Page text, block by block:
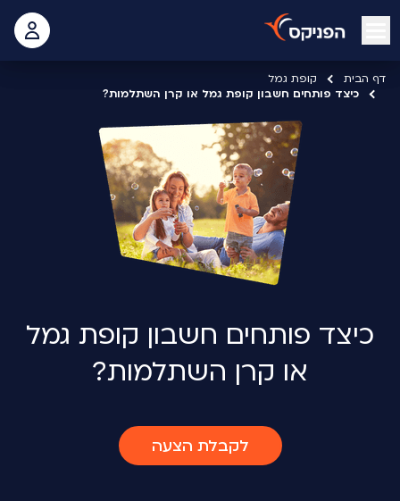
open mobile menu
דף הבית
קופת גמל
כיצד פותחים חשבון קופת גמל או קרן השתלמות?
כיצד פותחים חשבון קופת גמל
או קרן השתלמות?
לקבלת הצעה